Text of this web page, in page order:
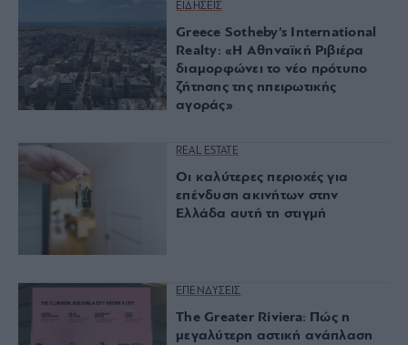
ΕΙΔΗΣΕΙΣ
Greece Sotheby’s International
Realty: «Η Αθηναϊκή Ριβιέρα
διαμορφώνει το νέο πρότυπο
ζήτησης της ηπειρωτικής
αγοράς»
REAL ESTATE
Οι καλύτερες περιοχές για
επένδυση ακινήτων στην
Ελλάδα αυτή τη στιγμή
ΕΠΕΝΔΥΣΕΙΣ
The Greater Riviera: Πώς η
μεγαλύτερη αστική ανάπλαση